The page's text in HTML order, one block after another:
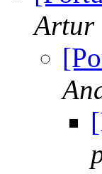
Artur